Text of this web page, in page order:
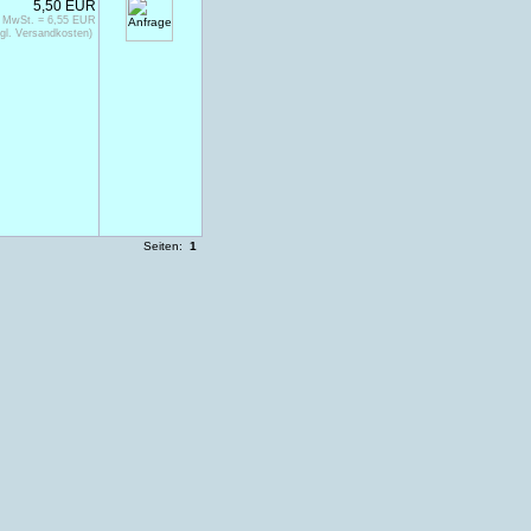
5,50 EUR
= 6,55 EUR
Versandkosten)
Seiten: 1